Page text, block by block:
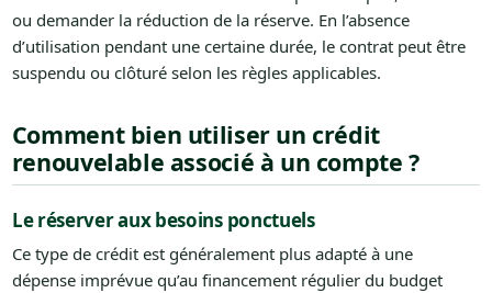
ou demander la réduction de la réserve. En l’absence
d’utilisation pendant une certaine durée, le contrat peut être
suspendu ou clôturé selon les règles applicables.
Comment bien utiliser un crédit
renouvelable associé à un compte ?
Le réserver aux besoins ponctuels
Ce type de crédit est généralement plus adapté à une
dépense imprévue qu’au financement régulier du budget